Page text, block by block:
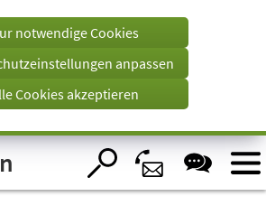
einem
Tab)
notwendige Cookies
anpassen
Cookies akzeptieren